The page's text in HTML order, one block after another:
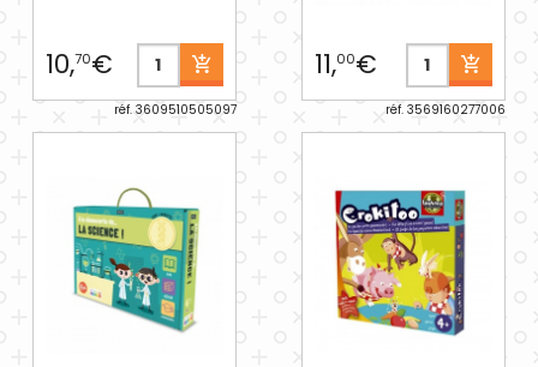
10,70€
réf. 3609510505097
11,00€
réf. 3569160277006